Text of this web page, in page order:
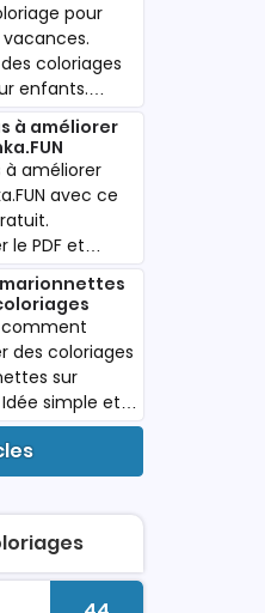
pour
coloriages
enfants.
le PDF et
cet été.
à améliorer
à améliorer
avec ce
le PDF et
idées pour
comment
des coloriages
sur
simple et
enfants.
PDF.